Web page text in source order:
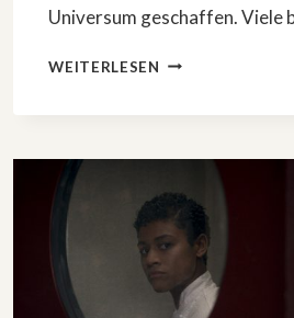
Universum geschaffen. Viele
WEITERLESEN ENDLICH!
KOMMT
ALS
SERIE